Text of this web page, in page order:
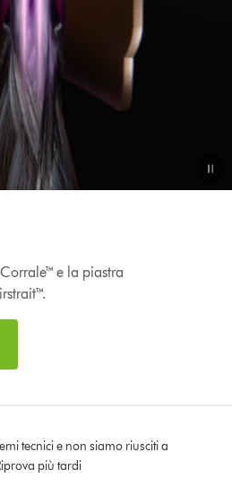
e la piastra
tecnici e non siamo riusciti a
più tardi